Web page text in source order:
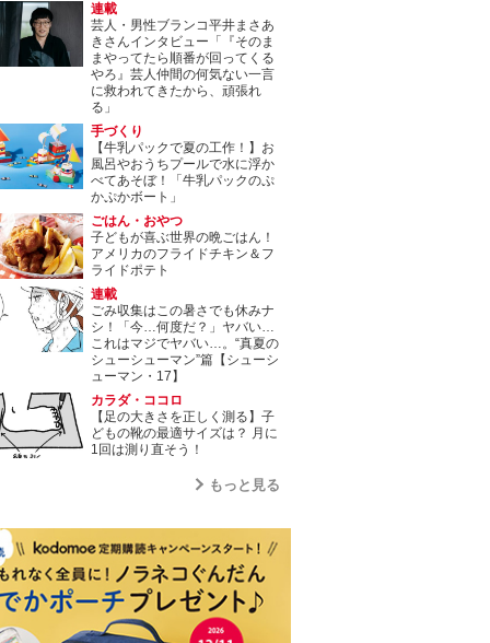
連載
芸人・男性ブランコ平井まさあ
きさんインタビュー「『そのま
まやってたら順番が回ってくる
やろ』芸人仲間の何気ない一言
に救われてきたから、頑張れ
る」
手づくり
【牛乳パックで夏の工作！】お
風呂やおうちプールで水に浮か
べてあそぼ！「牛乳パックのぷ
かぷかボート」
ごはん・おやつ
子どもが喜ぶ世界の晩ごはん！
アメリカのフライドチキン＆フ
ライドポテト
連載
ごみ収集はこの暑さでも休みナ
シ！「今…何度だ？」ヤバい…
これはマジでヤバい…。“真夏の
シューシューマン”篇【シューシ
ューマン・17】
カラダ・ココロ
【足の大きさを正しく測る】子
どもの靴の最適サイズは？ 月に
1回は測り直そう！
もっと見る